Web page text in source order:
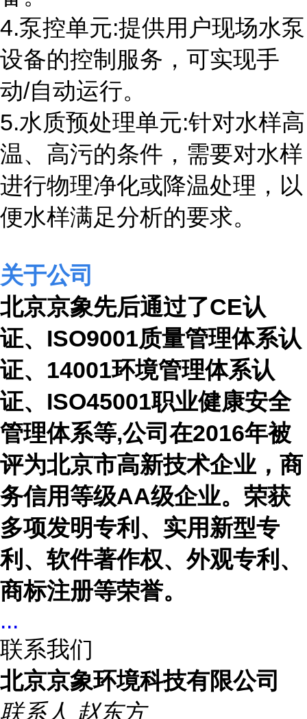
4.泵控单元:提供用户现场水泵
设备的控制服务，可实现手
动/自动运行。
5.水质预处理单元:针对水样高
温、高污的条件，需要对水样
进行物理净化或降温处理，以
便水样满足分析的要求。
关于公司
北京京象先后通过了CE认
证、 ISO9001质量管理体系认
证、 14001环境管理体系认
证、 ISO45001职业健康安全
管理体系等,公司在2016年被
评为北京市高新技术企业，商
务信用等级AA级企业。荣获
多项发明专利、实用新型专
利、软件著作权、外观专利、
商标注册等荣誉。
...
联系我们
北京京象环境科技有限公司
联系人 赵东方